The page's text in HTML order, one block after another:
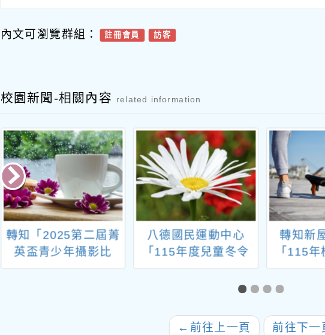
內文可瀏覽群組： 註冊會員 訪客
校園新聞-相關內容 related information
轉知「2025第二屆菁
英盃青少年攝影比
八德國民運動中心
「115年度兒童冬令
轉知新
「115
← 前往上一頁 前往下一